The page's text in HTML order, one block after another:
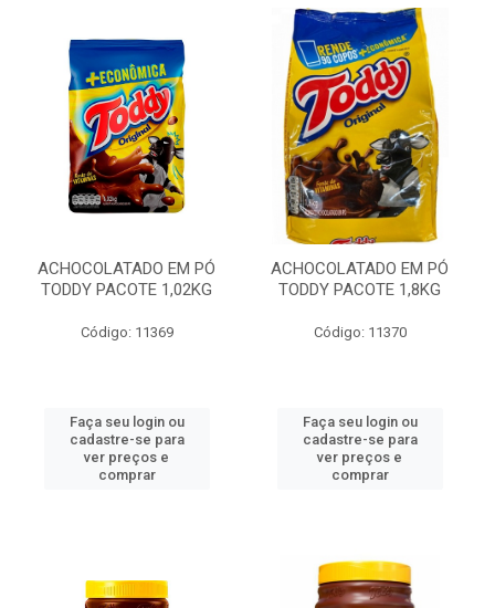
ACHOCOLATADO EM PÓ
TODDY PACOTE 1,02KG
Código: 11369
Faça seu login ou
cadastre-se para
ver preços e
comprar
ACHOCOLATADO EM PÓ
TODDY PACOTE 1,8KG
Código: 11370
Faça seu login ou
cadastre-se para
ver preços e
comprar